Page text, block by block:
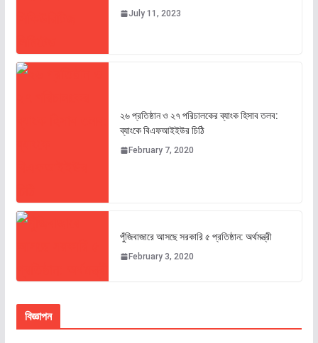
July 11, 2023
২৬ প্রতিষ্ঠান ও ২৭ পরিচালকের ব্যাংক হিসাব তলব:
ব্যাংকে বিএফআইইউর চিঠি
February 7, 2020
পুঁজিবাজারে আসছে সরকারি ৫ প্রতিষ্ঠান: অর্থমন্ত্রী
February 3, 2020
বিজ্ঞাপন